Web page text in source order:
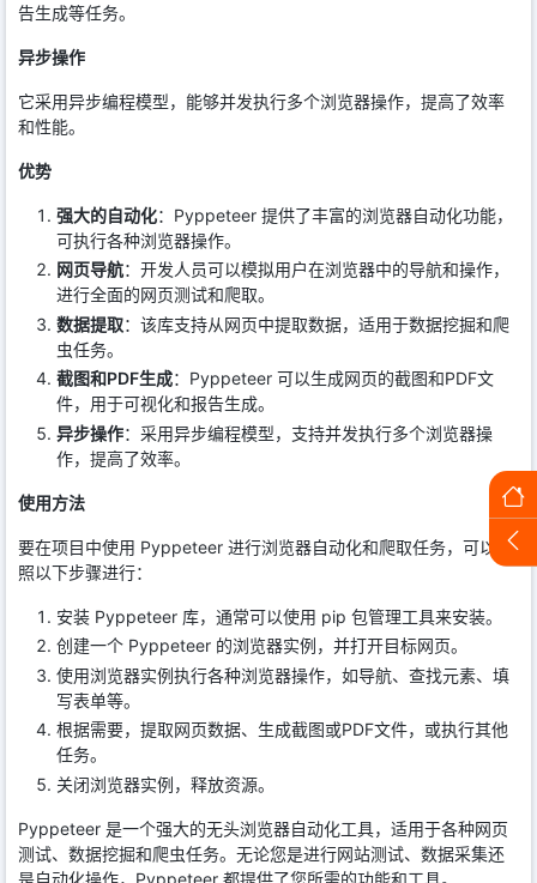
告生成等任务。
异步操作
它采用异步编程模型，能够并发执行多个浏览器操作，提高了效率
和性能。
优势
强大的自动化：Pyppeteer 提供了丰富的浏览器自动化功能，
可执行各种浏览器操作。
网页导航：开发人员可以模拟用户在浏览器中的导航和操作，
进行全面的网页测试和爬取。
数据提取：该库支持从网页中提取数据，适用于数据挖掘和爬
虫任务。
截图和PDF生成：Pyppeteer 可以生成网页的截图和PDF文
件，用于可视化和报告生成。
异步操作：采用异步编程模型，支持并发执行多个浏览器操
作，提高了效率。
使用方法
要在项目中使用 Pyppeteer 进行浏览器自动化和爬取任务，可以按
照以下步骤进行：
安装 Pyppeteer 库，通常可以使用 pip 包管理工具来安装。
创建一个 Pyppeteer 的浏览器实例，并打开目标网页。
使用浏览器实例执行各种浏览器操作，如导航、查找元素、填
写表单等。
根据需要，提取网页数据、生成截图或PDF文件，或执行其他
任务。
关闭浏览器实例，释放资源。
Pyppeteer 是一个强大的无头浏览器自动化工具，适用于各种网页
测试、数据挖掘和爬虫任务。无论您是进行网站测试、数据采集还
是自动化操作，Pyppeteer 都提供了您所需的功能和工具。